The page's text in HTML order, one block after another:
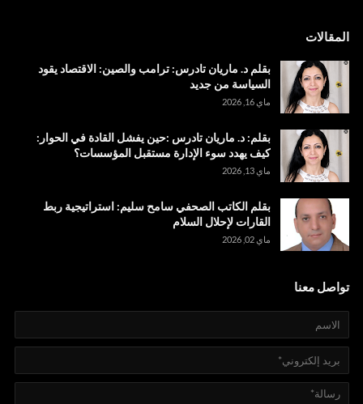
المقالات
بقلم د. ماريان تادرس: ترامب والصين: الاقتصاد يقود
السياسة من جديد
ماي 16, 2026
بقلم: د. ماريان تادرس :حين يفشل القادة في الحوار:
كيف يهدد سوء الإدارة مستقبل المؤسسات؟
ماي 13, 2026
بقلم الكاتب الصحفي سامح سليم: استراتيجية ربط
القارات لإحلال السلام
ماي 02, 2026
تواصل معنا